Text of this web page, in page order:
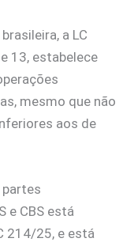
a LC
13, estabelece
mesmo que não
aos de
e CBS está
214/25, e está